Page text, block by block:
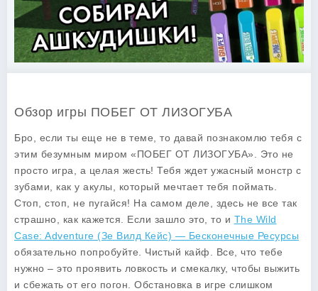
Обзор игры ПОБЕГ ОТ ЛИЗОГУБА
Бро, если ты еще не в теме, то давай познакомлю тебя с
этим безумным миром «ПОБЕГ ОТ ЛИЗОГУБА». Это не
просто игра, а целая жесть! Тебя ждет ужасный монстр с
зубами, как у акулы, который мечтает тебя поймать.
Стоп, стоп, не пугайся! На самом деле, здесь не все так
страшно, как кажется. Если зашло это, то и The Wild
Case: Adventure (Зе Вилд Кейс) — Бесконечные Ресурсы
обязательно попробуйте. Чистый кайф. Все, что тебе
нужно – это проявить ловкость и смекалку, чтобы выжить
и сбежать от его погон. Обстановка в игре слишком